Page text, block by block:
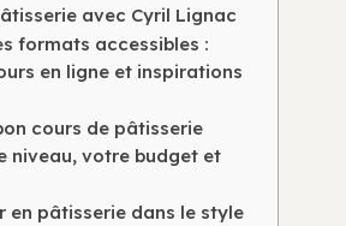
avec Cyril Lignac
formats accessibles :
en ligne et inspirations
cours de pâtisserie
niveau, votre budget et
en pâtisserie dans le style